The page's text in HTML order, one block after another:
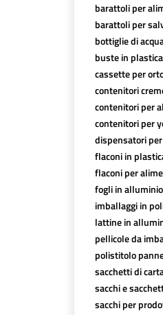
barattoli per
barattoli per
bottiglie di
buste in plastica
cassette per
contenitori
contenitori per
contenitori per
dispensatori
flaconi in
flaconi per
fogli in
imballaggi in
lattine in
pellicole da
polistitolo
sacchetti di
sacchi e
sacchi per